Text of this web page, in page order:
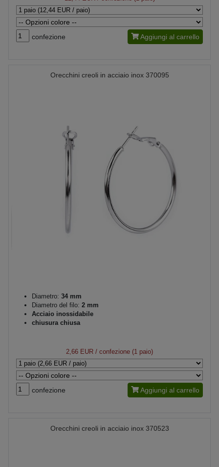
confezione Aggiungi al carrello
Orecchini creoli in acciaio inox 370095
Diametro: 34 mm
Diametro del filo: 2 mm
Acciaio inossidabile
chiusura chiusa
2,66 EUR / confezione (1 paio)
confezione Aggiungi al carrello
Orecchini creoli in acciaio inox 370523